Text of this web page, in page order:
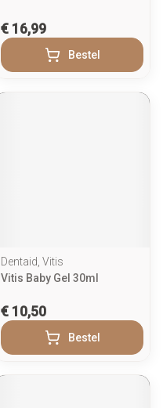
€ 16,99
Bestel
Dentaid, Vitis
Vitis Baby Gel 30ml
€ 10,50
Bestel